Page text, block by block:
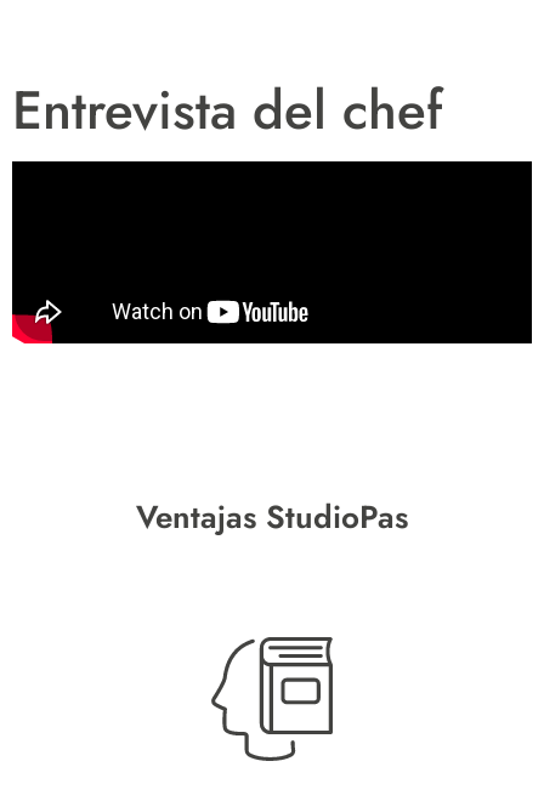
Entrevista del chef
Ventajas StudioPas